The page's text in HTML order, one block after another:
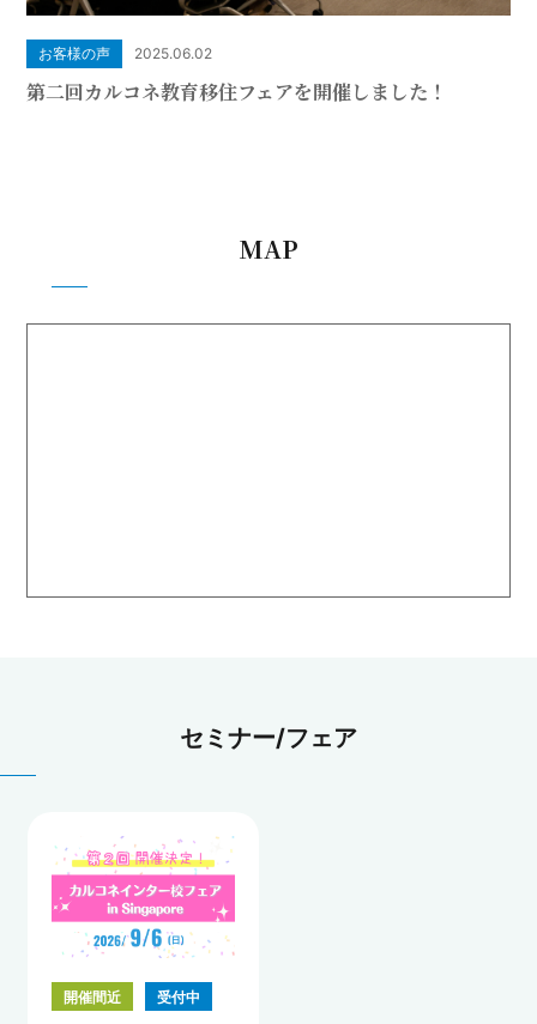
お客様の声 2025.06.02
第二回カルコネ教育移住フェアを開催しました！
MAP
セミナー/フェア
開催間近 受付中